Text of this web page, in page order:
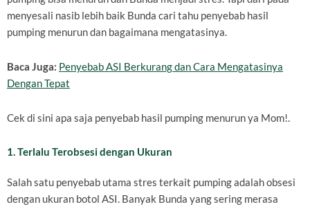
menyesali nasib lebih baik Bunda cari tahu penyebab hasil
pumping menurun dan bagaimana mengatasinya.
Baca Juga: Penyebab ASI Berkurang dan Cara Mengatasinya
Dengan Tepat
Cek di sini apa saja penyebab hasil pumping menurun ya Mom!.
1. Terlalu Terobsesi dengan Ukuran
Salah satu penyebab utama stres terkait pumping adalah obsesi
dengan ukuran botol ASI. Banyak Bunda yang sering merasa